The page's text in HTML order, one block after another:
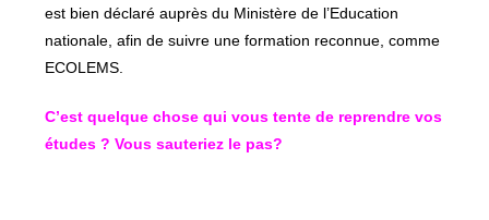
est bien déclaré auprès du Ministère de l’Education
nationale, afin de suivre une formation reconnue, comme
ECOLEMS.
C’est quelque chose qui vous tente de reprendre vos
études ? Vous sauteriez le pas?